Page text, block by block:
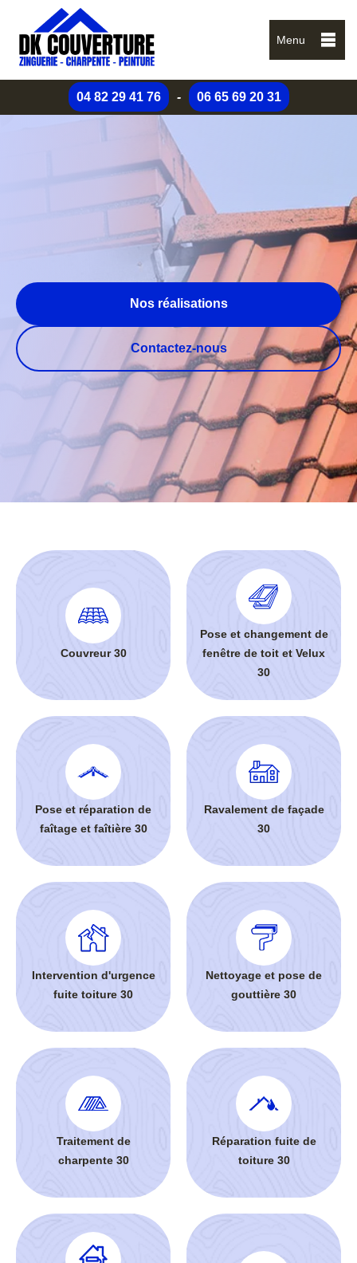
Menu
04 82 29 41 76 - 06 65 69 20 31
Nos réalisations
Contactez-nous
Couvreur 30
Pose et changement de
fenêtre de toit et Velux
30
Pose et réparation de
faîtage et faîtière 30
Ravalement de façade
30
Intervention d'urgence
fuite toiture 30
Nettoyage et pose de
gouttière 30
Traitement de
charpente 30
Réparation fuite de
toiture 30